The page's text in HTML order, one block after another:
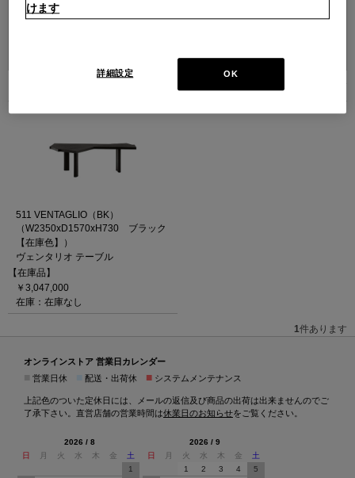
511 VENTAGLIO（BK）
（W2350xD1570xH730 ブラック
【在庫色】）
ヴェンタリオ テーブル
【在庫品】
￥3,047,000
在庫：在庫なし
1件あります
オンラインストア 営業日カレンダー
営業日休 配送・出荷休 ■ システムメンテナンス
上記色のついた定休日には、メールの返信及び商品の出荷は出来ませんのでご
了承下さい。直営店舗の営業時間は休業日のお知らせをご覧ください。
2026 / 8
日
月 火 水 木 金
土
1
2026 / 9
日
月 火 水 木 金
土
1
2 3 4
5
けます
OK
詳細設定